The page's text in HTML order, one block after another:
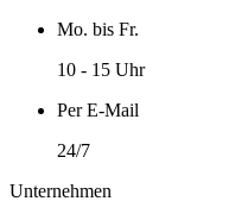
Mo. bis Fr.
10 - 15 Uhr
Per E-Mail
24/7
Unternehmen